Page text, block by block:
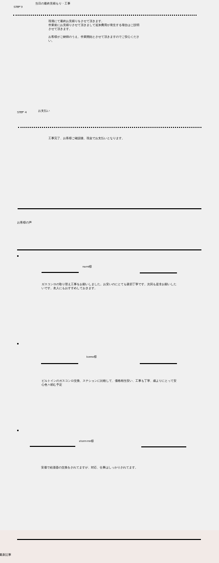
​お客様の声
na mi様
ガスコンロの取り替え工事をお願いしました。お安いのにとても親切丁寧です。次回も是非お願いした
いです。友人にもおすすめしておきます。
konno様
ビルトインのガスコンロ交換、ステションに比較して、価格相当安い、工事も丁寧、歳よりにとって安
心色々頼む予定
storm mn様
安価で給湯器の交換をされてますが、対応、仕事はしっかりされてます。
新記事
STEP 3
STEP 4
当日の最終見積もり・工事
現場にて最終お見積りをさせて頂きます。
作業前にお見積りさせて頂きまして追加費用が発生する場合はご説明
させて頂きます。
お客様がご納得のうえ、作業開始とさせて頂きますのでご安心くださ
い。
お支払い
工事完了、お客様ご確認後、現金でお支払いとなります。